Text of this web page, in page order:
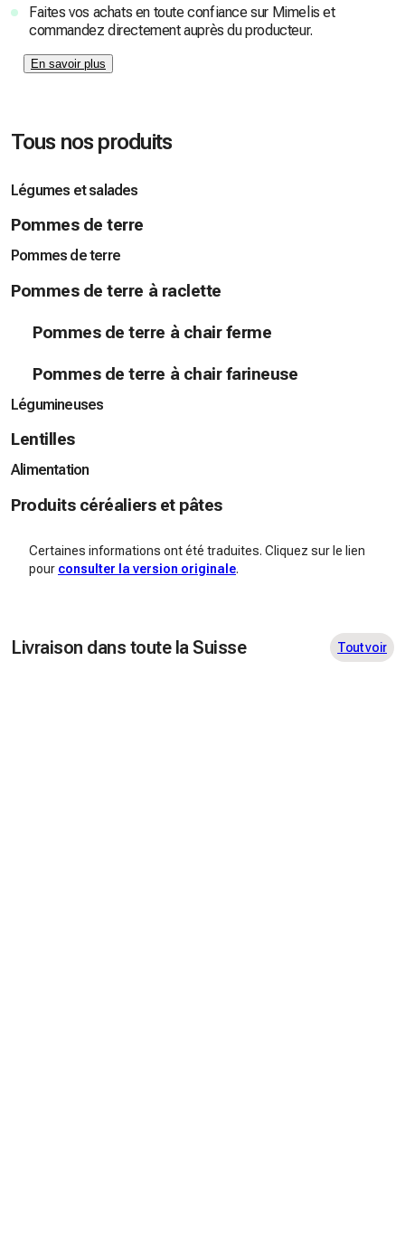
Faites vos achats en toute confiance sur Mimelis et
commandez directement auprès du producteur.
En savoir plus
Tous nos produits
Légumes et salades
Pommes de terre
Pommes de terre
Pommes de terre à raclette
Pommes de terre à chair ferme
Pommes de terre à chair farineuse
Légumineuses
Lentilles
Alimentation
Produits céréaliers et pâtes
Certaines informations ont été traduites. Cliquez sur le lien
pour consulter la version originale.
Livraison dans toute la Suisse Tout voir